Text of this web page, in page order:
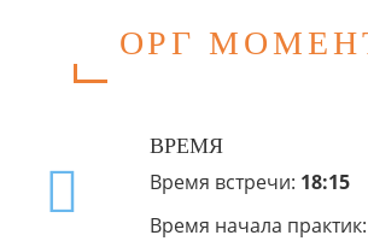
ОРГ
ВРЕМЯ
Время встречи: 18:15
Время начала практик: